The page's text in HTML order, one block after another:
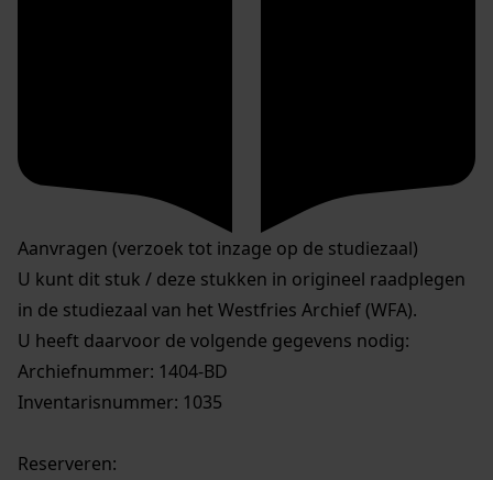
Aanvragen (verzoek tot inzage op de studiezaal)
U kunt dit stuk / deze stukken in origineel raadplegen
in de studiezaal van het Westfries Archief (WFA).
U heeft daarvoor de volgende gegevens nodig:
Archiefnummer: 1404-BD
Inventarisnummer: 1035
Reserveren: